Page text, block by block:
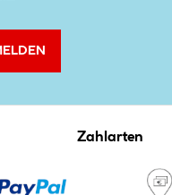
Zahlarten